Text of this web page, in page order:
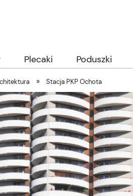
Plecaki Poduszki
» Stacja PKP Ochota